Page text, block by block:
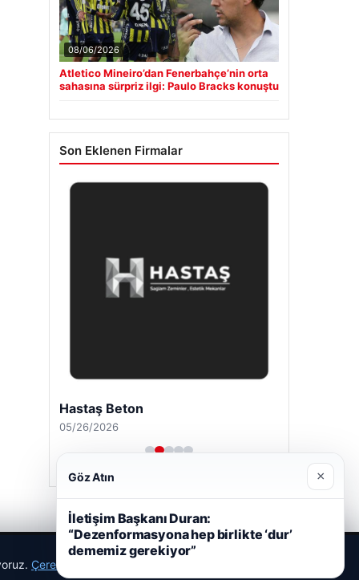
08/06/2026
Atletico Mineiro’dan Fenerbahçe’nin orta
sahasına sürpriz ilgi: Paulo Bracks konuştu
Son Eklenen Firmalar
Hastaş Beton
05/26/2026
Çerez Politikamız
Göz Atın ×
İletişim Başkanı Duran:
“Dezenformasyona hep birlikte ‘dur’
dememiz gerekiyor”